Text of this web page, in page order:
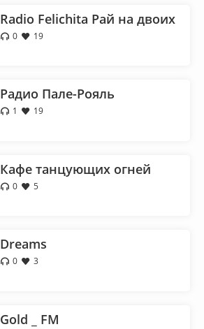
Radio Felichita Рай на двоих
0 19
Радио Пале-Рояль
1 19
Кафе танцующих огней
0 5
Dreams
0 3
Gold _ FM